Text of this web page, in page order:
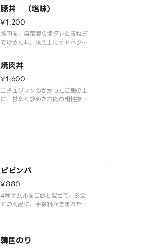
豚丼 （塩味）
¥1,200
豚肉を、自家製の塩ダレと玉ねぎ
で炒めた丼。米の上にキャベツが
に、手数料が含まれた料金となっ
ております。
焼肉丼
¥1,600
コチュジャンのかかったご飯の上
に、甘辛く炒めたお肉の相性抜
ピビンバ
¥880
4種ナムルをご飯と混ぜて。※全
ての商品に、手数料が含まれた料
韓国のり